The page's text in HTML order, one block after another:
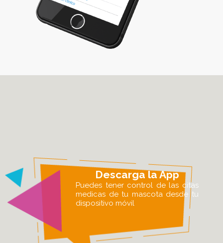
Descarga la App
Puedes tener control de las citas
medicas de tu mascota desde tu
dispositivo móvil